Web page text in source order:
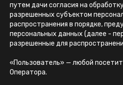
путем дачи согласия на
разрешенных субъектом
распространения в порядке,
персональных данных (далее -
разрешенные для
«Пользователь» — любой
Оператора.